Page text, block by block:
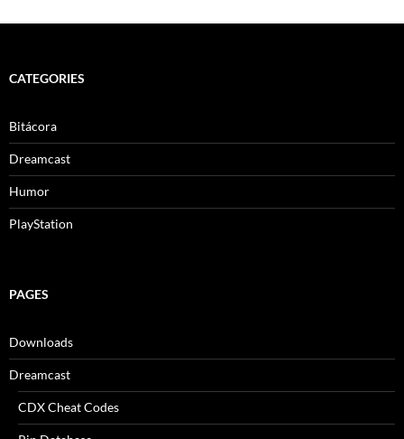
CATEGORIES
Bitácora
Dreamcast
Humor
PlayStation
PAGES
Downloads
Dreamcast
CDX Cheat Codes